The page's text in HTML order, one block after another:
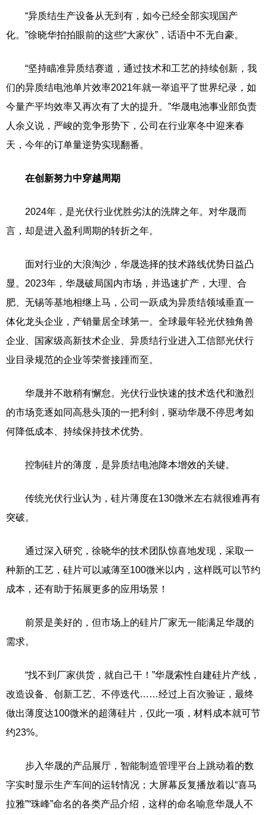
“异质结生产设备从无到有，如今已经全部实现国产
化。”徐晓华拍拍眼前的这些“大家伙”，话语中不无自豪。
“坚持瞄准异质结赛道，通过技术和工艺的持续创新，我
们的异质结电池单片效率2021年就一举追平了世界纪录，如
今量产平均效率又再次有了大的提升。”华晟电池事业部负责
人余义说，严峻的竞争形势下，公司在行业寒冬中迎来春
天，今年的订单量逆势实现翻番。
在创新努力中穿越周期
2024年，是光伏行业优胜劣汰的洗牌之年。对华晟而
言，却是进入盈利周期的转折之年。
面对行业的大浪淘沙，华晟选择的技术路线优势日益凸
显。2023年，华晟破局国内市场，并迅速扩产，大理、合
肥、无锡等基地相继上马，公司一跃成为异质结领域垂直一
体化龙头企业，产销量居全球第一。全球最年轻光伏独角兽
企业、国家级高新技术企业、异质结行业进入工信部光伏行
业目录规范的企业等荣誉接踵而至。
华晟并不敢稍有懈怠。光伏行业快速的技术迭代和激烈
的市场竞逐如同高悬头顶的一把利剑，驱动华晟不停思考如
何降低成本、持续保持技术优势。
控制硅片的薄度，是异质结电池降本增效的关键。
传统光伏行业认为，硅片薄度在130微米左右就很难再有
突破。
通过深入研究，徐晓华的技术团队惊喜地发现，采取一
种新的工艺，硅片可以减薄至100微米以内，这样既可以节约
成本，还有助于拓展更多的应用场景！
前景是美好的，但市场上的硅片厂家无一能满足华晟的
需求。
“找不到厂家供货，就自己干！”华晟索性自建硅片产线，
改造设备、创新工艺、不停迭代……经过上百次验证，最终
做出薄度达100微米的超薄硅片，仅此一项，材料成本就可节
约23%。
步入华晟的产品展厅，智能制造管理平台上跳动着的数
字实时显示生产车间的运转情况；大屏幕反复播放着以“喜马
拉雅”“珠峰”命名的各类产品介绍，这样的命名喻意华晟人不